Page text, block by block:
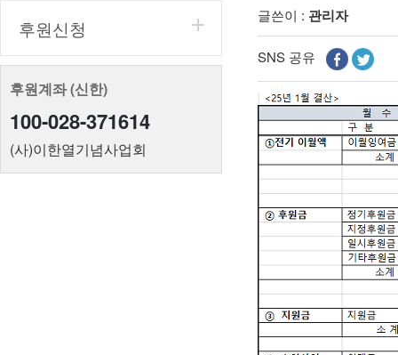
후원신청
후원계좌 (신한)
100-028-371614
(사)이한열기념사업회
글쓴이 : 관리자
SNS 공유